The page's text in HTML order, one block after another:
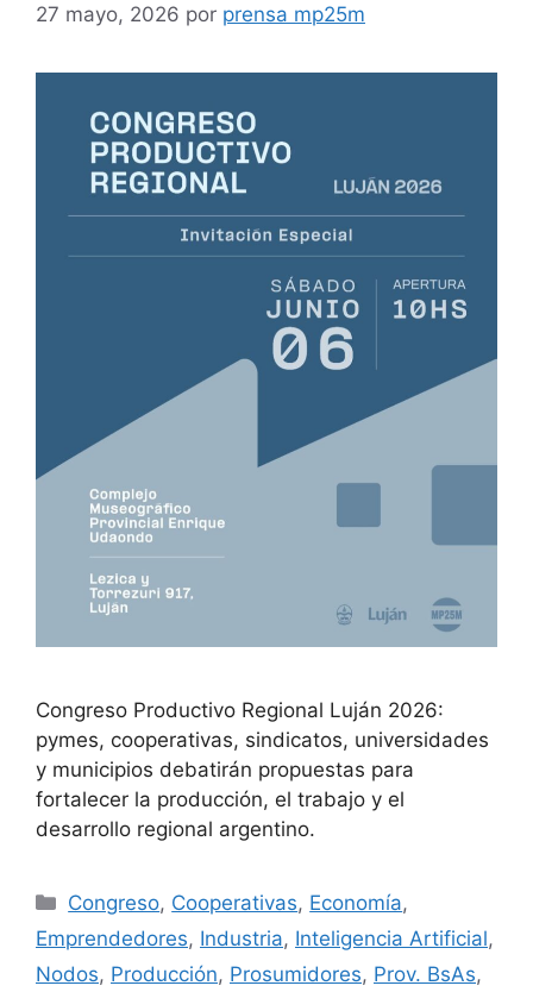
27 mayo, 2026 por prensa mp25m
Congreso Productivo Regional Luján 2026:
pymes, cooperativas, sindicatos, universidades
y municipios debatirán propuestas para
fortalecer la producción, el trabajo y el
desarrollo regional argentino.
Congreso, Cooperativas, Economía,
Emprendedores, Industria, Inteligencia Artificial,
Nodos, Producción, Prosumidores, Prov. BsAs,